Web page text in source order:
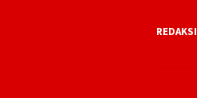
REDAKSI